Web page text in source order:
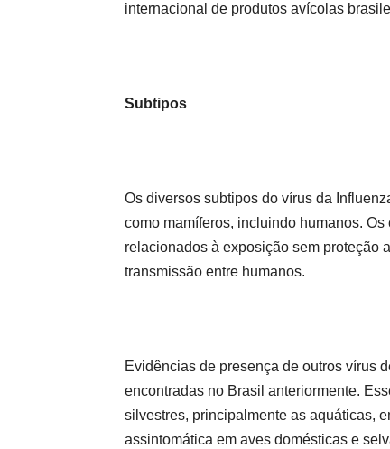
internacional de produtos avícolas
Subtipos
Os diversos subtipos do vírus da
como mamíferos, incluindo humanos.
relacionados à exposição sem proteção
transmissão entre humanos.
Evidências de presença de outros vírus
encontradas no Brasil anteriormente.
silvestres, principalmente as aquáticas,
assintomática em aves domésticas e